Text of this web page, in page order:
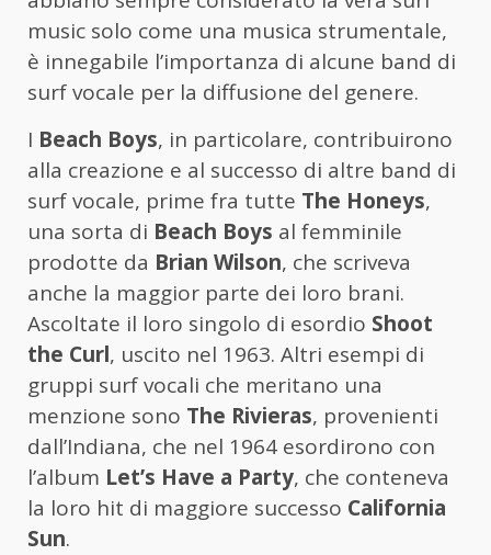
music solo come una musica strumentale,
è innegabile l’importanza di alcune band di
surf vocale per la diffusione del genere.
I Beach Boys, in particolare, contribuirono
alla creazione e al successo di altre band di
surf vocale, prime fra tutte The Honeys,
una sorta di Beach Boys al femminile
prodotte da Brian Wilson, che scriveva
anche la maggior parte dei loro brani.
Ascoltate il loro singolo di esordio Shoot
the Curl, uscito nel 1963. Altri esempi di
gruppi surf vocali che meritano una
menzione sono The Rivieras, provenienti
dall’Indiana, che nel 1964 esordirono con
l’album Let’s Have a Party, che conteneva
la loro hit di maggiore successo California
Sun.